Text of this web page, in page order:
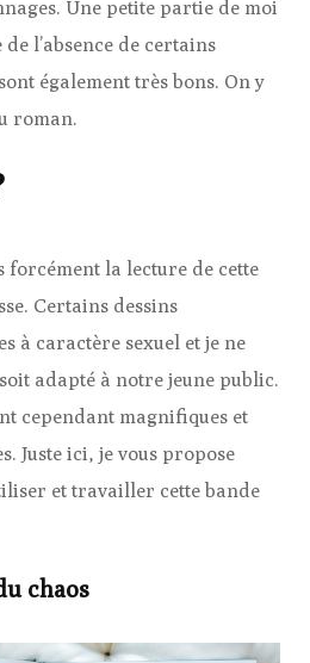
Une petite partie de moi
l’absence de certains
également très bons. On y
roman.
forcément la lecture de cette
Certains dessins
à caractère sexuel et je ne
adapté à notre jeune public.
cependant magnifiques et
Juste ici, je vous propose
et travailler cette bande
chaos